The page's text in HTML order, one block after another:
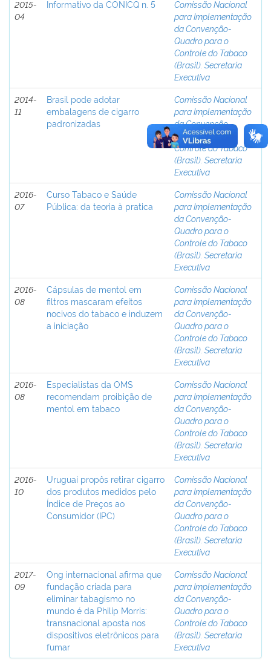
2015-
04
Informativo da CONICQ n. 5
Comissão Nacional
para Implementação
da Convenção-
Quadro para o
Controle do Tabaco
(Brasil). Secretaria
Executiva
2014-
11
Brasil pode adotar
embalagens de cigarro
padronizadas
Comissão Nacional
para Implementação
da Convenção-
Quadro para o
Controle do Tabaco
(Brasil). Secretaria
Executiva
2016-
07
Curso Tabaco e Saúde
Pública: da teoria à pratica
Comissão Nacional
para Implementação
da Convenção-
Quadro para o
Controle do Tabaco
(Brasil). Secretaria
Executiva
2016-
08
Cápsulas de mentol em
filtros mascaram efeitos
nocivos do tabaco e induzem
a iniciação
Comissão Nacional
para Implementação
da Convenção-
Quadro para o
Controle do Tabaco
(Brasil). Secretaria
Executiva
2016-
08
Especialistas da OMS
recomendam proibição de
mentol em tabaco
Comissão Nacional
para Implementação
da Convenção-
Quadro para o
Controle do Tabaco
(Brasil). Secretaria
Executiva
2016-
10
Uruguai propôs retirar cigarro
dos produtos medidos pelo
Índice de Preços ao
Consumidor (IPC)
Comissão Nacional
para Implementação
da Convenção-
Quadro para o
Controle do Tabaco
(Brasil). Secretaria
Executiva
2017-
09
Ong internacional afirma que
fundação criada para
eliminar tabagismo no
mundo é da Philip Morris:
transnacional aposta nos
dispositivos eletrônicos para
fumar
Comissão Nacional
para Implementação
da Convenção-
Quadro para o
Controle do Tabaco
(Brasil). Secretaria
Executiva